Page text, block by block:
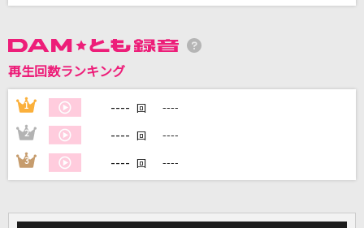
再生回数ランキング
1 ---- 回 ----
2 ---- 回 ----
3 ---- 回 ----